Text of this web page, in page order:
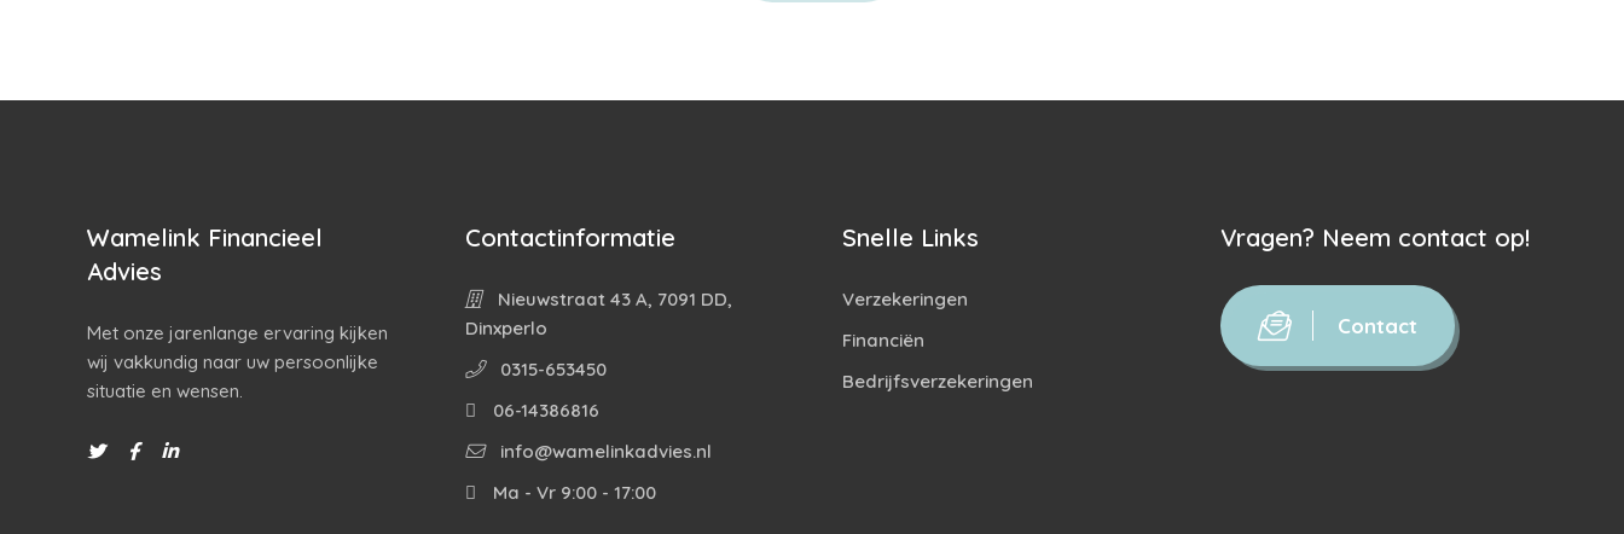
Wamelink Financieel
Advies
Met onze jarenlange ervaring kijken
wij vakkundig naar uw persoonlijke
situatie en wensen.
Contactinformatie
Nieuwstraat 43 A, 7091 DD,
Dinxperlo
0315-653450
06-14386816
info@wamelinkadvies.nl
Ma - Vr 9:00 - 17:00
Snelle Links
Verzekeringen
Financiën
Bedrijfsverzekeringen
Vragen? Neem contact op!
Contact